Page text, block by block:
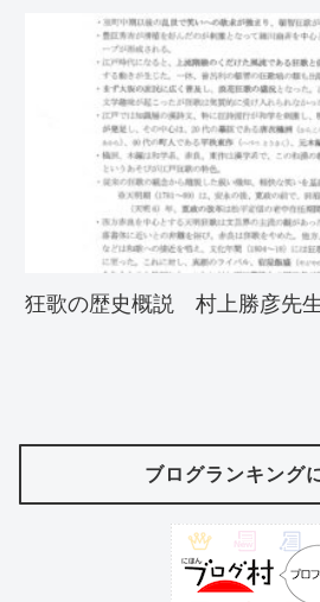
狂歌の歴史概説 村上勝彦先
ブログランキング